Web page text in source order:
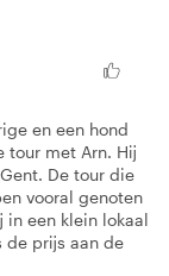
en een hond
tour met Arn. Hij
De tour die
vooral genoten
in een klein lokaal
de prijs aan de